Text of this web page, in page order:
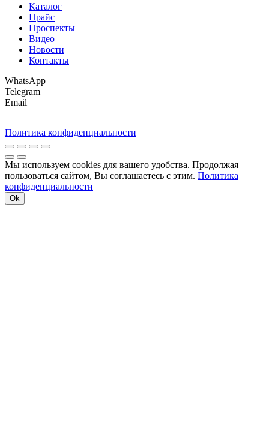
Каталог
Прайс
Проспекты
Видео
Новости
Контакты
WhatsApp
Telegram
Email
Политика конфиденциальности
Мы используем cookies для вашего удобства. Продолжая
пользоваться сайтом, Вы соглашаетесь с этим. Политика
конфиденциальности
Ok